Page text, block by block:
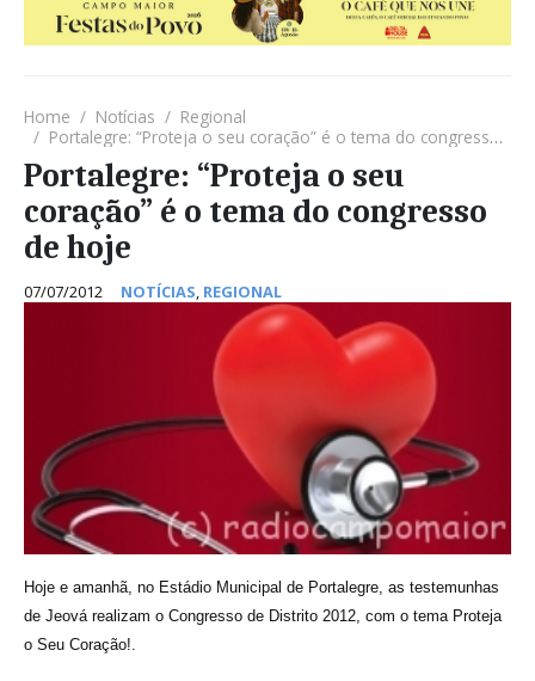
Home Notícias
Regional
Portalegre: “Proteja o seu coração” é o tema do congresso de hoje
Portalegre: “Proteja o seu
coração” é o tema do congresso
de hoje
07/07/2012 NOTÍCIAS, REGIONAL
Hoje e amanhã, no Estádio Municipal de Portalegre, as testemunhas
de Jeová realizam o Congresso de Distrito 2012, com o tema Proteja
o Seu Coração!.